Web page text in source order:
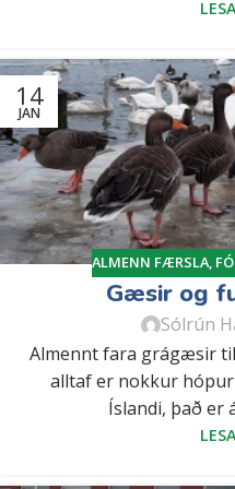
14
JAN
ALMENN FÆRSLA,
Gæsir og
Sólrún
Almennt fara grágæsir
alltaf er nokkur
Íslandi, það er